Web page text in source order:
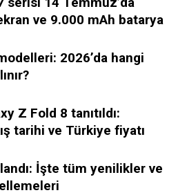
ve 9.000 mAh batarya
2026’da hangi
Z Fold 8 tanıtıldı:
tarihi ve Türkiye fiyatı
İşte tüm yenilikler ve